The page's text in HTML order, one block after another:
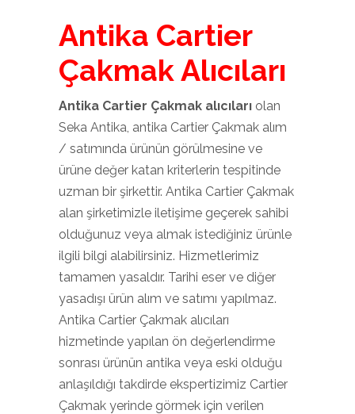
Antika Cartier
Çakmak Alıcıları
Antika Cartier Çakmak alıcıları olan
Seka Antika, antika Cartier Çakmak alım
/ satımında ürünün görülmesine ve
ürüne değer katan kriterlerin tespitinde
uzman bir şirkettir. Antika Cartier Çakmak
alan şirketimizle iletişime geçerek sahibi
olduğunuz veya almak istediğiniz ürünle
ilgili bilgi alabilirsiniz. Hizmetlerimiz
tamamen yasaldır. Tarihi eser ve diğer
yasadışı ürün alım ve satımı yapılmaz.
Antika Cartier Çakmak alıcıları
hizmetinde yapılan ön değerlendirme
sonrası ürünün antika veya eski olduğu
anlaşıldığı takdirde ekspertizimiz Cartier
Çakmak yerinde görmek için verilen